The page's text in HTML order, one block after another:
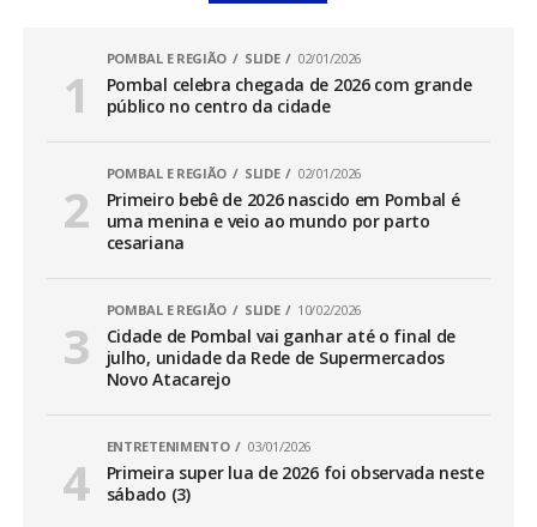
POMBAL E REGIÃO SLIDE 02/01/2026
Pombal celebra chegada de 2026 com grande
público no centro da cidade
POMBAL E REGIÃO SLIDE 02/01/2026
Primeiro bebê de 2026 nascido em Pombal é
uma menina e veio ao mundo por parto
cesariana
POMBAL E REGIÃO SLIDE 10/02/2026
Cidade de Pombal vai ganhar até o final de
julho, unidade da Rede de Supermercados
Novo Atacarejo
ENTRETENIMENTO 03/01/2026
Primeira super lua de 2026 foi observada neste
sábado (3)